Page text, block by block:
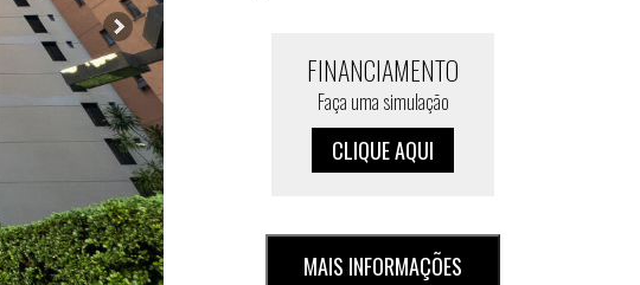
FINANCIAMENTO
Faça uma simulação
CLIQUE AQUI
MAIS INFORMAÇÕES